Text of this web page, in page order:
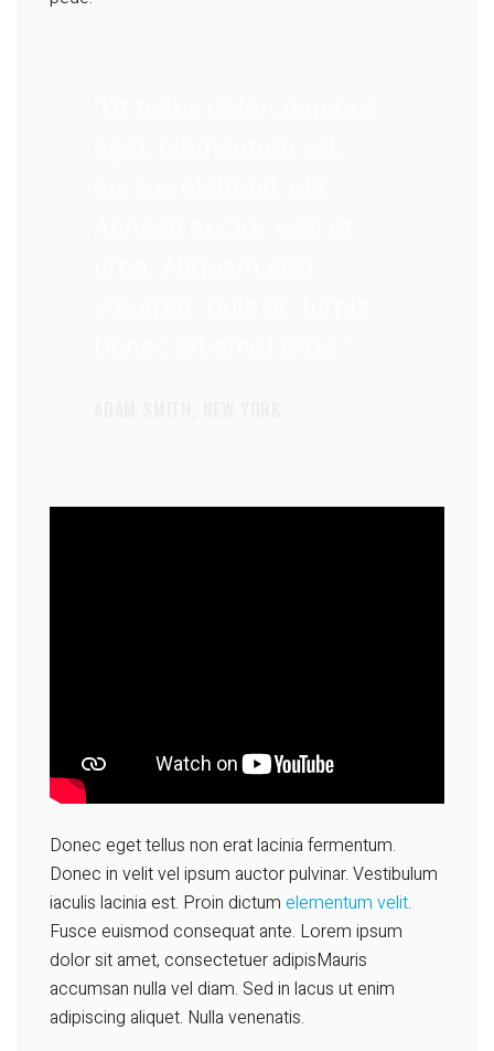
Donec eget tellus non erat lacinia fermentum.
Donec in velit vel ipsum auctor pulvinar. Vestibulum
iaculis lacinia est. Proin dictum elementum velit.
Fusce euismod consequat ante. Lorem ipsum
dolor sit amet, consectetuer adipisMauris
accumsan nulla vel diam. Sed in lacus ut enim
adipiscing aliquet. Nulla venenatis.